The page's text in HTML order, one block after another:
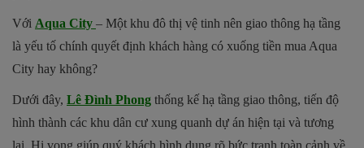
Với Aqua City – Một khu đô thị vệ tinh nên giao thông hạ tầng
là yếu tố chính quyết định khách hàng có xuống tiền mua Aqua
City hay không?
Dưới đây, Lê Đình Phong thống kế hạ tầng giao thông, tiến độ
hình thành các khu dân cư xung quanh dự án hiện tại và tương
lai. Hi vọng giúp quý khách hình dung rõ bức tranh toàn cảnh về